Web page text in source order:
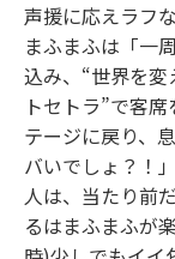
声援に応えラフ
まふまふは「一
込み、“世界を
トセトラ”で客
テージに戻り、
バいでしょ？！
人は、当たり前
るはまふまふが